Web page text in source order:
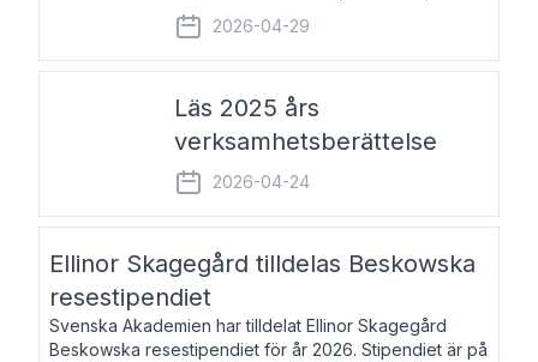
Svenska Akademiens pris till
framstående författare av svensk
sakprosa som i år går till Magnus
2026-04-29
Läs 2025 års
verksamhetsberättelse
2026-04-24
Ellinor Skagegård tilldelas Beskowska
resestipendiet
Svenska Akademien har tilldelat Ellinor Skagegård
Beskowska resestipendiet för år 2026. Stipendiet är på